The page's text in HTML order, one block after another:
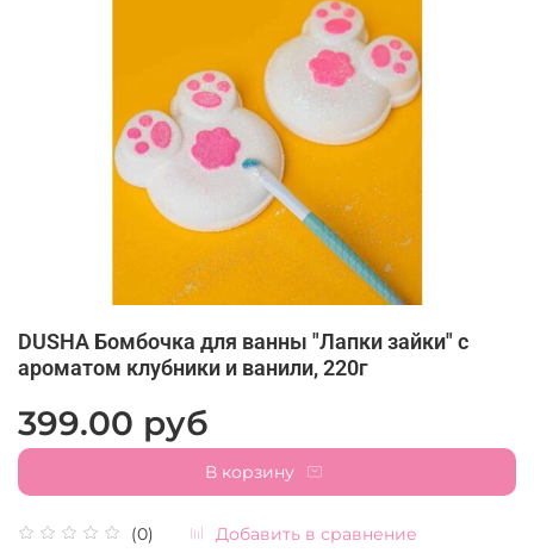
DUSHA Бомбочка для ванны "Лапки зайки" c
ароматом клубники и ванили, 220г
(0) Добавить в сравнение
399.00 руб
В корзину